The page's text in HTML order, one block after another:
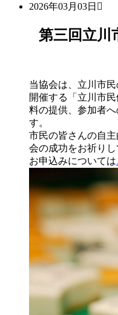
2026年03月03日
第三回立川
当協会は、立川市
開催する「立川市
料の提供、参加者
す。
市民の皆さんの自
会の成功をお祈りし
お申込みについては